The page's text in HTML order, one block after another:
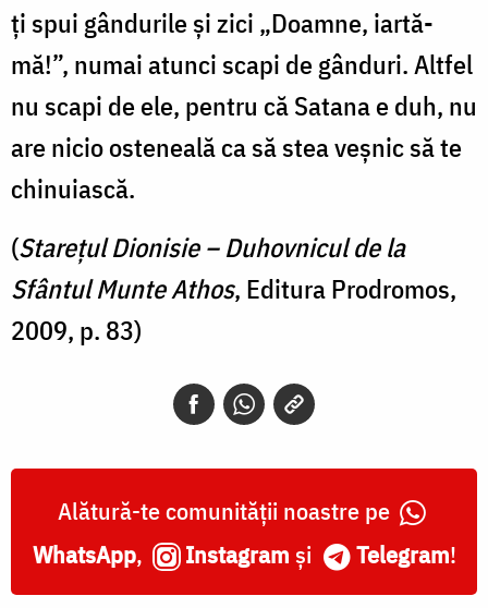
ți spui gândurile și zici „Doamne, iartă-
mă!”, numai atunci scapi de gânduri. Altfel
nu scapi de ele, pentru că Satana e duh, nu
are nicio osteneală ca să stea veșnic să te
chinuiască.
(Starețul Dionisie – Duhovnicul de la
Sfântul Munte Athos, Editura Prodromos,
2009, p. 83)
Alătură-te comunității noastre pe
WhatsApp, Instagram și Telegram!